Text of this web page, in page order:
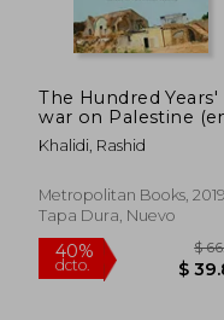
The Hundred Years'
war on Palestine
Inglés)
Khalidi, Rashid
Metropolitan Books, 2019,
Tapa Dura, Nuevo